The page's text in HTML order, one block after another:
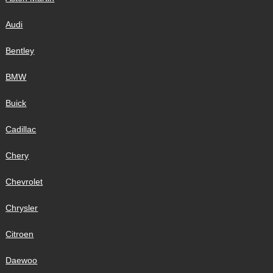
Audi
Bentley
BMW
Buick
Cadillac
Chery
Chevrolet
Chrysler
Citroen
Daewoo